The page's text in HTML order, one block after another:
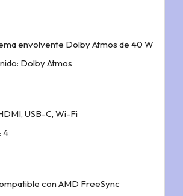
envolvente Dolby Atmos de 40 W
Dolby Atmos
USB-C, Wi-Fi
4
con AMD FreeSync